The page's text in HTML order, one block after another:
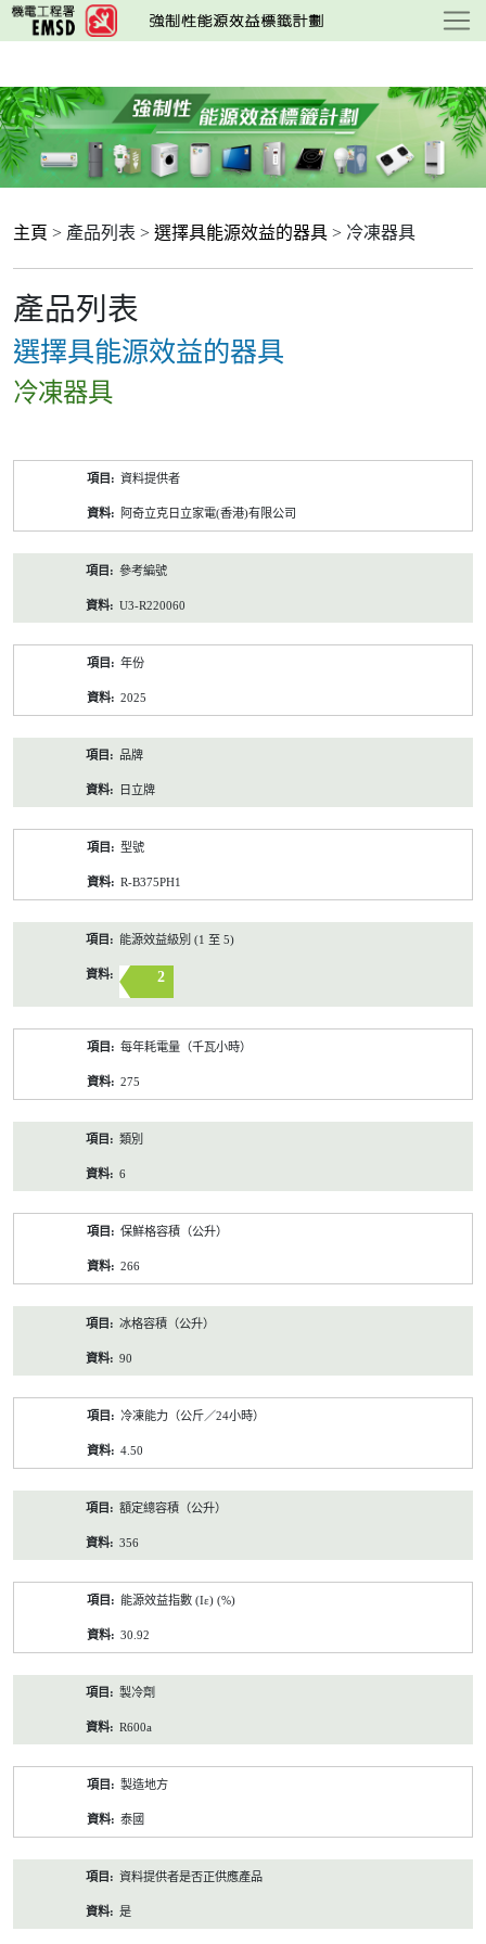
跳
至
要
內
容
主頁 > 產品列表 > 選擇具能源效益的器具 > 冷凍器具
產品列表
選擇具能源效益的器具
冷凍器具
資料提供者
阿奇立克日立家電(香港)有限公司
參考編號
U3-R220060
年份
2025
品牌
日立牌
型號
R-B375PH1
能源效益級別 (1 至 5)
2
每年耗電量（千瓦小時）
275
類別
6
保鮮格容積（公升）
266
冰格容積（公升）
90
冷凍能力（公斤／24小時）
4.50
額定總容積（公升）
356
能源效益指數 (Iε) (%)
30.92
製冷劑
R600a
製造地方
泰國
資料提供者是否正供應產品
是